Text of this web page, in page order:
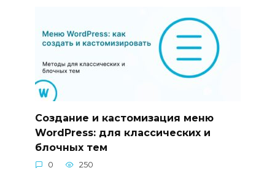
Создание и кастомизация меню
WordPress: для классических и
блочных тем
0 250